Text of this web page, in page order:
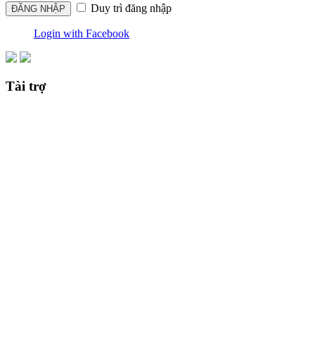
Duy trì đăng nhập
Login with Facebook
Tài trợ